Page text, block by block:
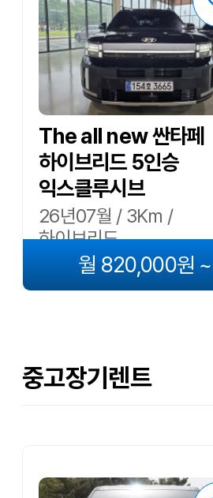
The all new 싼타페
하이브리드 5인승
익스클루시브
26년07월 / 3Km /
하이브리드
월 820,000원 ~
중고장기렌트